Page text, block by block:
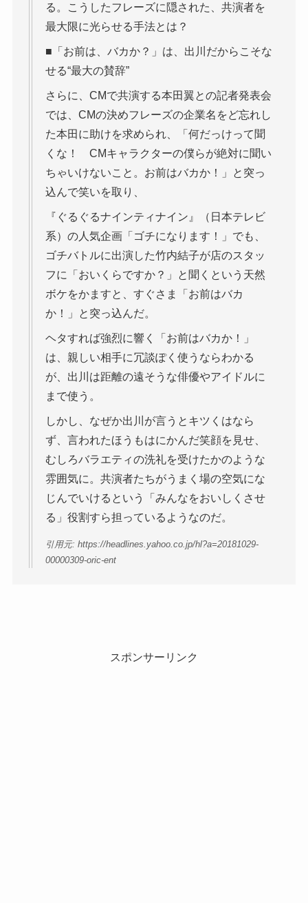
る。こうしたフレーズに隠された、共演者を
最大限に光らせる手法とは？
■「お前は、バカか？」は、出川だからこそな
せる“最大の賛辞”
さらに、CMで共演する本田翼との記者発表会
では、CMの決めフレーズの企業名をど忘れし
た本田に助けを求められ、「何だっけって聞
くな！ CMキャラクターの僕らが絶対に聞い
ちゃいけないこと。お前はバカか！」と突っ
込んで笑いを取り、
『ぐるぐるナインティナイン』（日本テレビ
系）の人気企画「ゴチになります！」でも、
ゴチバトルに出演した竹内結子が店のスタッ
フに「おいくらですか？」と聞くという天然
ボケをかますと、すぐさま「お前はバカ
か！」と突っ込んだ。
ヘタすれば強烈に響く「お前はバカか！」
は、親しい相手に冗談ぽく使うならわかる
が、出川は距離の遠そうな俳優やアイドルに
まで使う。
しかし、なぜか出川が言うとキツくはなら
ず、言われたほうもはにかんだ笑顔を見せ、
むしろバラエティの洗礼を受けたかのような
雰囲気に。共演者たちがうまく場の空気にな
じんでいけるという「みんなをおいしくさせ
る」役割すら担っているようなのだ。
引用元: https://headlines.yahoo.co.jp/hl?a=20181029-
00000309-oric-ent
スポンサーリンク